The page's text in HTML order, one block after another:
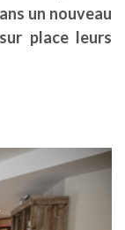
un nouveau
place leurs